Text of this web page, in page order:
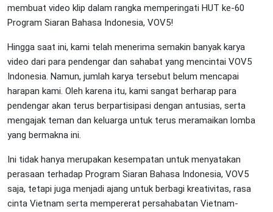
membuat video klip dalam rangka memperingati HUT ke-60
Program Siaran Bahasa Indonesia, VOV5!
Hingga saat ini, kami telah menerima semakin banyak karya
video dari para pendengar dan sahabat yang mencintai VOV5
Indonesia. Namun, jumlah karya tersebut belum mencapai
harapan kami. Oleh karena itu, kami sangat berharap para
pendengar akan terus berpartisipasi dengan antusias, serta
mengajak teman dan keluarga untuk terus meramaikan lomba
yang bermakna ini.
Ini tidak hanya merupakan kesempatan untuk menyatakan
perasaan terhadap Program Siaran Bahasa Indonesia, VOV5
saja, tetapi juga menjadi ajang untuk berbagi kreativitas, rasa
cinta Vietnam serta mempererat persahabatan Vietnam-